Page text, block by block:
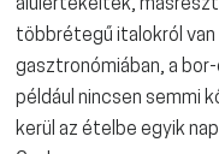
alulértékeltek,
többrétegű italokról
gasztronómiában, a
például nincsen semmi
kerül az ételbe egyik